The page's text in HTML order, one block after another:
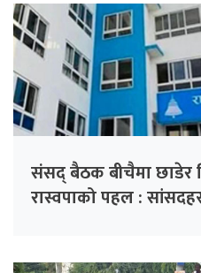
संसद् बैठक बीचैमा छाडेर
रास्वपाको पहल :